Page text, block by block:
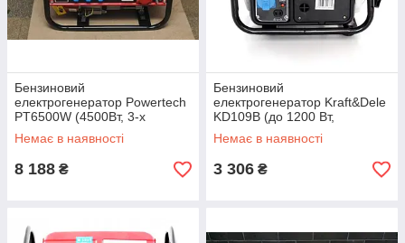
Бензиновий
електрогенератор Powertech
PT6500W (4500Вт, 3-х
фазний, до 1,5 Кв, ручний
запуск, Німеччина)
Немає в наявності
8 188 ₴
Бензиновий
електрогенератор Kraft&Dele
KD109B (до 1200 Вт,
однофазне, ручний запуск,
Німеччина)
Немає в наявності
3 306 ₴